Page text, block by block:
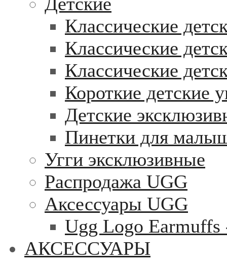
Классические
Классические
Классические
Короткие детские
Детские
Пинетки для
Угги эксклюзивные
Распродажа UGG
Аксессуары UGG
Ugg Logo
АКСЕССУАРЫ